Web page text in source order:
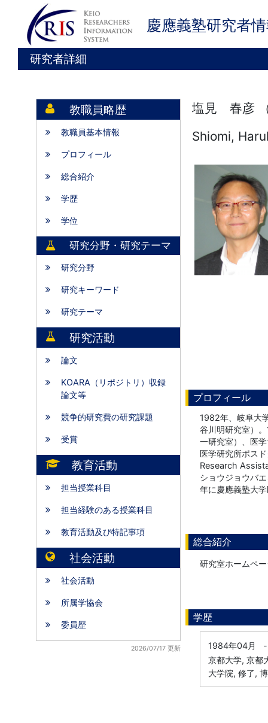
慶應義塾研究者
研究者詳細
教職員略歴
教職員基本情報
プロフィール
総合紹介
学歴
学位
研究分野・研究テーマ
研究分野
研究キーワード
研究テーマ
研究活動
論文
KOARA（リポジトリ）収録
論文等
競争的研究費の研究課題
受賞
教育活動
担当授業科目
担当経験のある授業科目
教育活動及び特記事項
社会活動
社会活動
所属学協会
委員歴
2026/07/17 更新
塩見 春彦
Shiomi,
プロフィール
1982年、岐阜大
谷川明研究室）
一研究室）、医
医学研究所ポス
Research
ショウジョウバ
年に慶應義塾大
総合紹介
研究室ホームペ
学歴
1984年04月
-
京都大学, 京都
大学院, 修了,